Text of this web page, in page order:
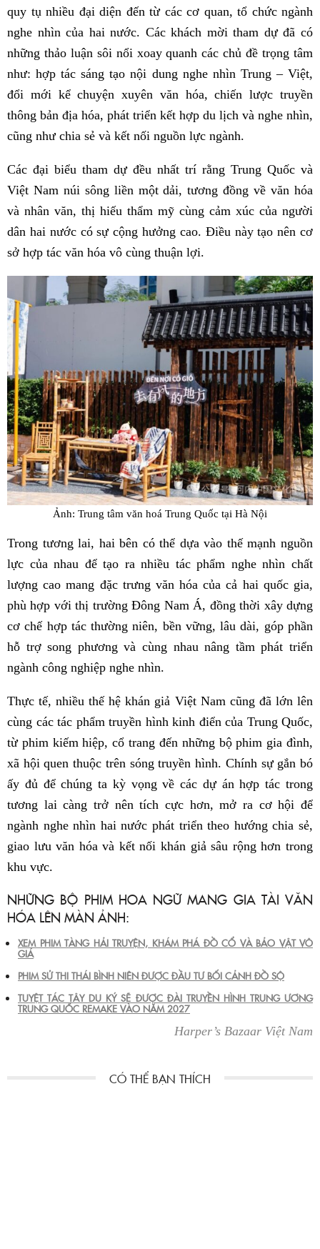
quy tụ nhiều đại diện đến từ các cơ quan, tổ chức ngành
nghe nhìn của hai nước. Các khách mời tham dự đã có
những thảo luận sôi nổi xoay quanh các chủ đề trọng tâm
như: hợp tác sáng tạo nội dung nghe nhìn Trung – Việt,
đổi mới kể chuyện xuyên văn hóa, chiến lược truyền
thông bản địa hóa, phát triển kết hợp du lịch và nghe nhìn,
cũng như chia sẻ và kết nối nguồn lực ngành.
Các đại biểu tham dự đều nhất trí rằng Trung Quốc và
Việt Nam núi sông liền một dải, tương đồng về văn hóa
và nhân văn, thị hiếu thẩm mỹ cùng cảm xúc của người
dân hai nước có sự cộng hưởng cao. Điều này tạo nên cơ
sở hợp tác văn hóa vô cùng thuận lợi.
Ảnh: Trung tâm văn hoá Trung Quốc tại Hà Nội
Trong tương lai, hai bên có thể dựa vào thế mạnh nguồn
lực của nhau để tạo ra nhiều tác phẩm nghe nhìn chất
lượng cao mang đặc trưng văn hóa của cả hai quốc gia,
phù hợp với thị trường Đông Nam Á, đồng thời xây dựng
cơ chế hợp tác thường niên, bền vững, lâu dài, góp phần
hỗ trợ song phương và cùng nhau nâng tầm phát triển
ngành công nghiệp nghe nhìn.
Thực tế, nhiều thế hệ khán giả Việt Nam cũng đã lớn lên
cùng các tác phẩm truyền hình kinh điển của Trung Quốc,
từ phim kiếm hiệp, cổ trang đến những bộ phim gia đình,
xã hội quen thuộc trên sóng truyền hình. Chính sự gắn bó
ấy đủ để chúng ta kỳ vọng về các dự án hợp tác trong
tương lai càng trở nên tích cực hơn, mở ra cơ hội để
ngành nghe nhìn hai nước phát triển theo hướng chia sẻ,
giao lưu văn hóa và kết nối khán giả sâu rộng hơn trong
khu vực.
NHỮNG BỘ PHIM HOA NGỮ MANG GIA TÀI VĂN
HÓA LÊN MÀN ẢNH:
XEM PHIM TÀNG HẢI TRUYỆN, KHÁM PHÁ ĐỒ CỔ VÀ BẢO VẬT VÔ
GIÁ
PHIM SỬ THI THÁI BÌNH NIÊN ĐƯỢC ĐẦU TƯ BỐI CẢNH ĐỒ SỘ
TUYỆT TÁC TÂY DU KÝ SẼ ĐƯỢC ĐÀI TRUYỀN HÌNH TRUNG ƯƠNG
TRUNG QUỐC REMAKE VÀO NĂM 2027
Harper’s Bazaar Việt Nam